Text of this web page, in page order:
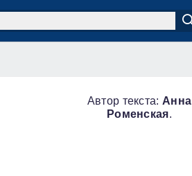
Автор текста: Анна
Роменская.